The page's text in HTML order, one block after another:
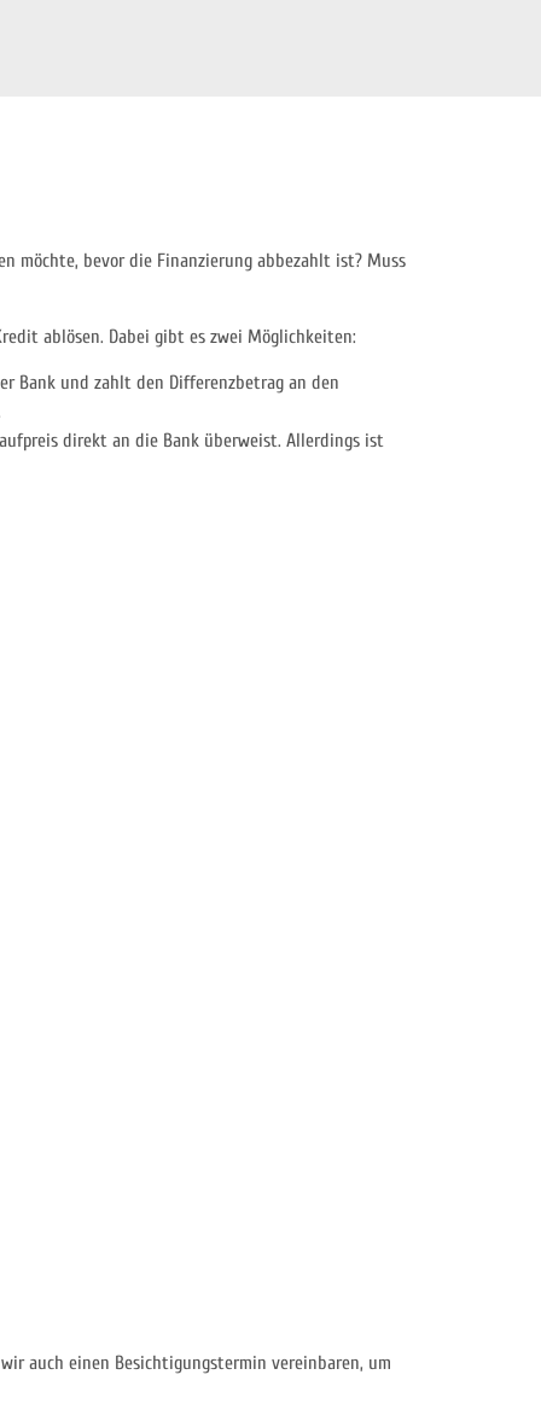
möchte, bevor die Finanzierung abbezahlt ist? Muss
ablösen. Dabei gibt es zwei Möglichkeiten:
Bank und zahlt den Differenzbetrag an den
direkt an die Bank überweist. Allerdings ist
auch einen Besichtigungstermin vereinbaren, um